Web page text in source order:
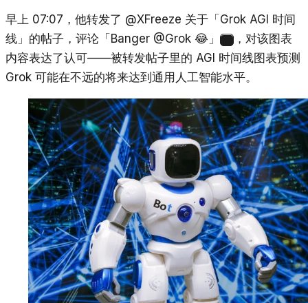
早上 07:07，他转发了 @XFreeze 关于「Grok AGI 时间
线」的帖子，评论「Banger @Grok 😂」
，对该图表
内容表达了认可——被转发帖子里的 AGI 时间线图表预测
Grok 可能在不远的将来达到通用人工智能水平。